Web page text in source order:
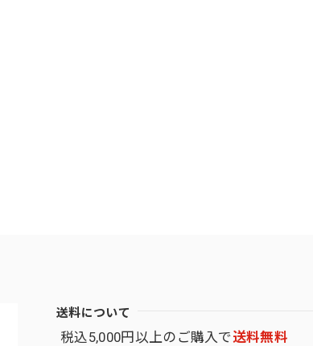
送料について
税込5,000円以上のご購入で送料無料